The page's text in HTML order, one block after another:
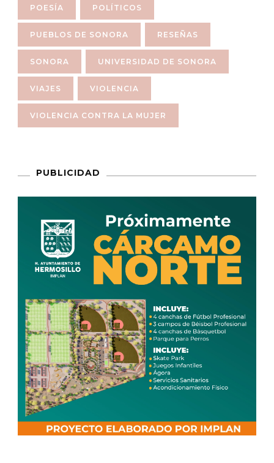
POESÍA POLÍTICOS
PUEBLOS DE SONORA RESEÑAS
SONORA UNIVERSIDAD DE SONORA
VIAJES VIOLENCIA
VIOLENCIA CONTRA LA MUJER
PUBLICIDAD